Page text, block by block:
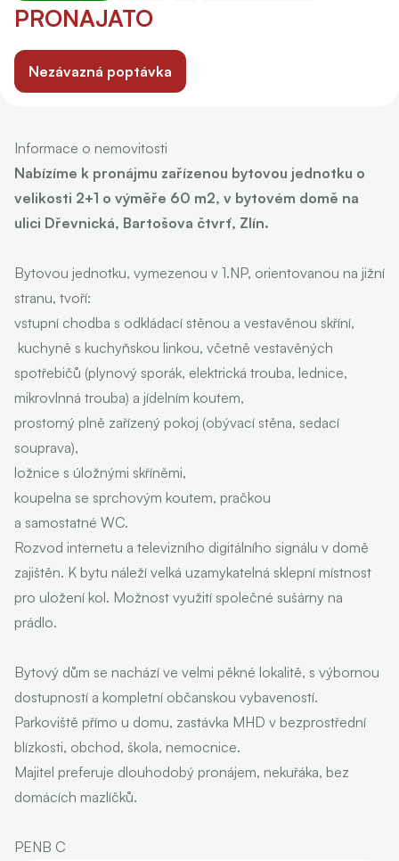
PRONAJATO
Nezávazná poptávka
Informace o nemovitosti
Nabízíme k pronájmu zařízenou bytovou jednotku o
velikosti 2+1 o výměře 60 m2, v bytovém domě na
ulici Dřevnická, Bartošova čtvrť, Zlín.
Bytovou jednotku, vymezenou v 1.NP, orientovanou na jižní
stranu, tvoří:
vstupní chodba s odkládací stěnou a vestavěnou skříní,
kuchyně s kuchyňskou linkou, včetně vestavěných
spotřebičů (plynový sporák, elektrická trouba, lednice,
mikrovlnná trouba) a jídelním koutem,
prostorný plně zařízený pokoj (obývací stěna, sedací
souprava),
ložnice s úložnými skříněmi,
koupelna se sprchovým koutem, pračkou
a samostatné WC.
Rozvod internetu a televizního digitálního signálu v domě
zajištěn. K bytu náleží velká uzamykatelná sklepní místnost
pro uložení kol. Možnost využití společné sušárny na
prádlo.
Bytový dům se nachází ve velmi pěkné lokalitě, s výbornou
dostupností a kompletní občanskou vybaveností.
Parkoviště přímo u domu, zastávka MHD v bezprostřední
blízkosti, obchod, škola, nemocnice.
Majitel preferuje dlouhodobý pronájem, nekuřáka, bez
domácích mazlíčků.
PENB C